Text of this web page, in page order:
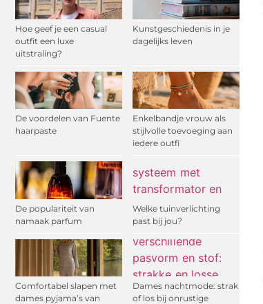
Hoe geef je een casual
outfit een luxe
uitstraling?
Kunstgeschiedenis in je
dagelijks leven
De voordelen van Fuente
haarpaste
Enkelbandje vrouw als
stijlvolle toevoeging aan
iedere outfi
De populariteit van
namaak parfum
Welke tuinverlichting
past bij jou?
Comfortabel slapen met
dames pyjama’s van
Dames nachtmode: strak
of los bij onrustige